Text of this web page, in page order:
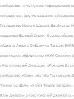
сообщество - структурное подразделение
государство» (другие названия:
Государство Ирака и Шама»), Джебхат ан-
поддержки Великой Сирии),
«Аджр от Аллаха Субхану уа Тагьаля
религиозное объединение «АУМ Синрике»
«Чистопольский Джамаат», «Рохнамо ба
сообщество «Сеть», «Катиба Таухид
Тахрир аш-Шам», «Хейят Тахрир аш-
Валь Джамаа» («Красноярский джамаат»),